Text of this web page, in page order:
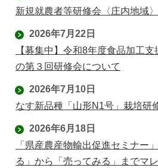
新規就農者等研修会〈庄内地域
2026年7月22日
【募集中】令和8年度食品加工
の第３回研修会について
2026年7月10日
なす新品種「山形N1号」栽培研
2026年6月18日
「県産農産物輸出促進セミナー
る」から「売ってみる」までマ